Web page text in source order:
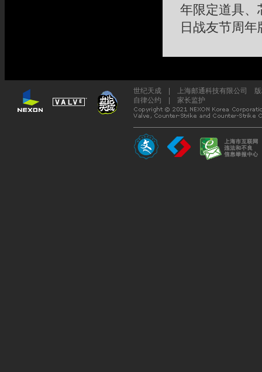
年限定道具、
日战友节周
世纪天成 | 上海邮通科技有限公司
自律公约
家长监护